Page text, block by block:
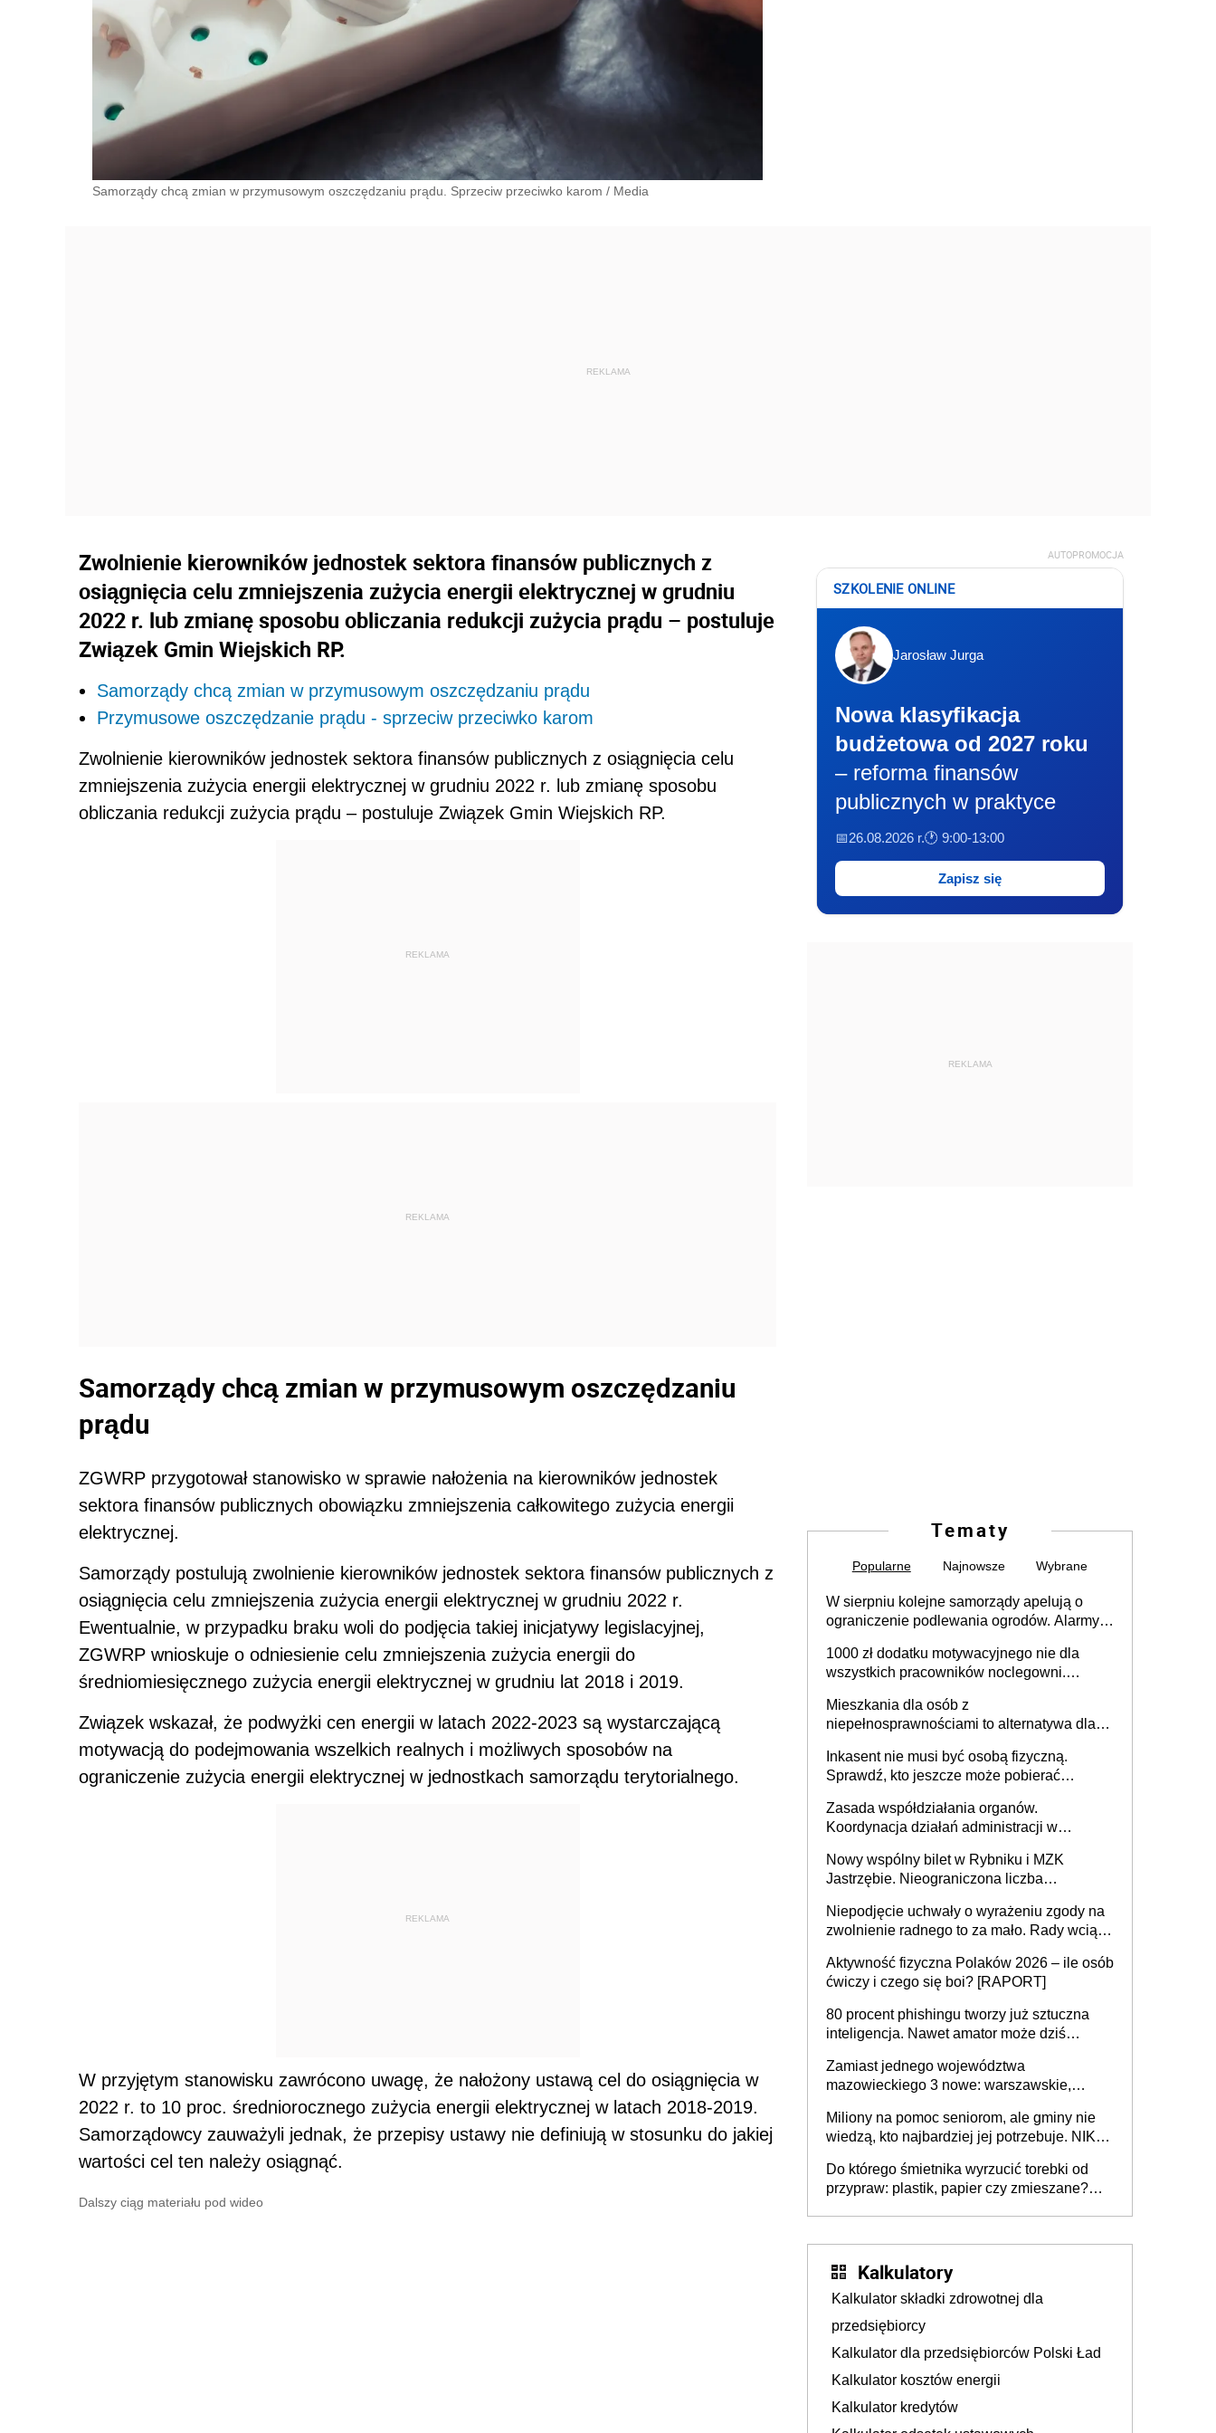
Samorządy chcą zmian w przymusowym oszczędzaniu prądu. Sprzeciw przeciwko karom / Media
Zwolnienie kierowników jednostek sektora finansów publicznych z
osiągnięcia celu zmniejszenia zużycia energii elektrycznej w grudniu
2022 r. lub zmianę sposobu obliczania redukcji zużycia prądu – postuluje
Związek Gmin Wiejskich RP.
Samorządy chcą zmian w przymusowym oszczędzaniu prądu
Przymusowe oszczędzanie prądu - sprzeciw przeciwko karom
Zwolnienie kierowników jednostek sektora finansów publicznych z osiągnięcia celu
zmniejszenia zużycia energii elektrycznej w grudniu 2022 r. lub zmianę sposobu
obliczania redukcji zużycia prądu – postuluje Związek Gmin Wiejskich RP.
REKLAMA
REKLAMA
Samorządy chcą zmian w przymusowym oszczędzaniu
prądu
ZGWRP przygotował stanowisko w sprawie nałożenia na kierowników jednostek
sektora finansów publicznych obowiązku zmniejszenia całkowitego zużycia energii
elektrycznej.
Samorządy postulują zwolnienie kierowników jednostek sektora finansów publicznych z
osiągnięcia celu zmniejszenia zużycia energii elektrycznej w grudniu 2022 r.
Ewentualnie, w przypadku braku woli do podjęcia takiej inicjatywy legislacyjnej,
ZGWRP wnioskuje o odniesienie celu zmniejszenia zużycia energii do
średniomiesięcznego zużycia energii elektrycznej w grudniu lat 2018 i 2019.
Związek wskazał, że podwyżki cen energii w latach 2022-2023 są wystarczającą
motywacją do podejmowania wszelkich realnych i możliwych sposobów na
ograniczenie zużycia energii elektrycznej w jednostkach samorządu terytorialnego.
REKLAMA
W przyjętym stanowisku zawrócono uwagę, że nałożony ustawą cel do osiągnięcia w
2022 r. to 10 proc. średniorocznego zużycia energii elektrycznej w latach 2018-2019.
Samorządowcy zauważyli jednak, że przepisy ustawy nie definiują w stosunku do jakiej
wartości cel ten należy osiągnąć.
Dalszy ciąg materiału pod wideo
AUTOPROMOCJA
SZKOLENIE ONLINE
Jarosław Jurga
Nowa klasyfikacja
budżetowa od 2027 roku
– reforma finansów
publicznych w praktyce
📅26.08.2026 r.🕐 9:00-13:00
Zapisz się
REKLAMA
Tematy
Popularne Najnowsze Wybrane
W sierpniu kolejne samorządy apelują o
ograniczenie podlewania ogrodów. Alarmy w
może objąć cały kraj
1000 zł dodatku motywacyjnego nie dla
wszystkich pracowników noclegowni.
Mieszkania dla osób z
niepełnosprawnościami to alternatywa dla
samodzielnie lub z rodziną
Inkasent nie musi być osobą fizyczną.
Sprawdź, kto jeszcze może pobierać
Zasada współdziałania organów.
Koordynacja działań administracji w
Nowy wspólny bilet w Rybniku i MZK
Jastrzębie. Nieograniczona liczba
Niepodjęcie uchwały o wyrażeniu zgody na
zwolnienie radnego to za mało. Rady wciąż
rozstrzygać sprawy
Aktywność fizyczna Polaków 2026 – ile osób
ćwiczy i czego się boi? [RAPORT]
80 procent phishingu tworzy już sztuczna
inteligencja. Nawet amator może dziś
Zamiast jednego województwa
mazowieckiego 3 nowe: warszawskie,
Europie nie ma tak dużych jednostek
stołecznych
Miliony na pomoc seniorom, ale gminy nie
wiedzą, kto najbardziej jej potrzebuje. NIK
Do którego śmietnika wyrzucić torebki od
przypraw: plastik, papier czy zmieszane?
Kalkulatory
Kalkulator składki zdrowotnej dla
przedsiębiorcy
Kalkulator dla przedsiębiorców Polski Ład
Kalkulator kosztów energii
Kalkulator kredytów